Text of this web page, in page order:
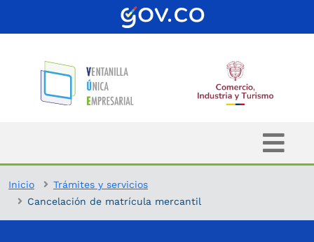
Inicio
Trámites y servicios
Cancelación de matrícula mercantil